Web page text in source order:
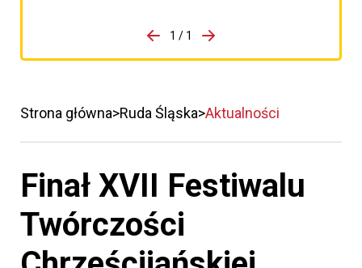
porzpedniego komunikatu
1 / 1
Przejdź do następnego
Strona główna Ruda Śląska Aktualności
Finał XVII Festiwalu
Twórczości